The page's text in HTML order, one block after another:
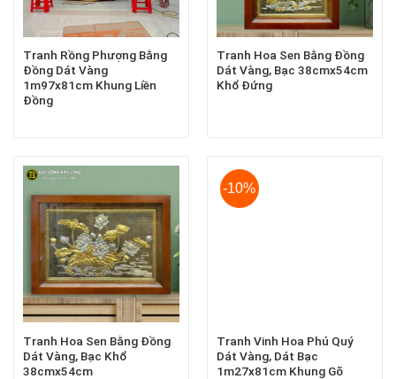
Tranh Rồng Phượng Bằng
Đồng Dát Vàng
1m97x81cm Khung Liền
Đồng
Tranh Hoa Sen Bằng Đồng
Dát Vàng, Bạc 38cmx54cm
Khổ Đứng
Tranh Hoa Sen Bằng Đồng
Dát Vàng, Bạc Khổ
38cmx54cm
-10%
Tranh Vinh Hoa Phú Quý
Dát Vàng, Dát Bạc
1m27x81cm Khung Gõ